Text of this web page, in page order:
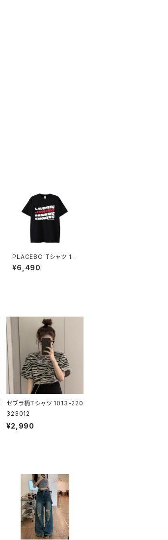
PLACEBO Tシャツ 10
14-230221209
¥6,490
ゼブラ柄Tシャツ 1013-220
323012
¥2,990